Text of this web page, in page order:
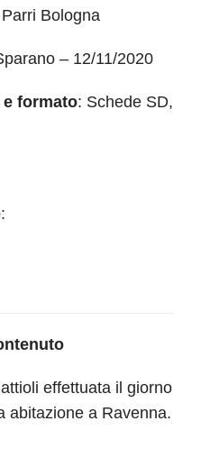
Bologna
– 12/11/2020
formato: Schede SD,
:
effettuata il giorno
abitazione a Ravenna.